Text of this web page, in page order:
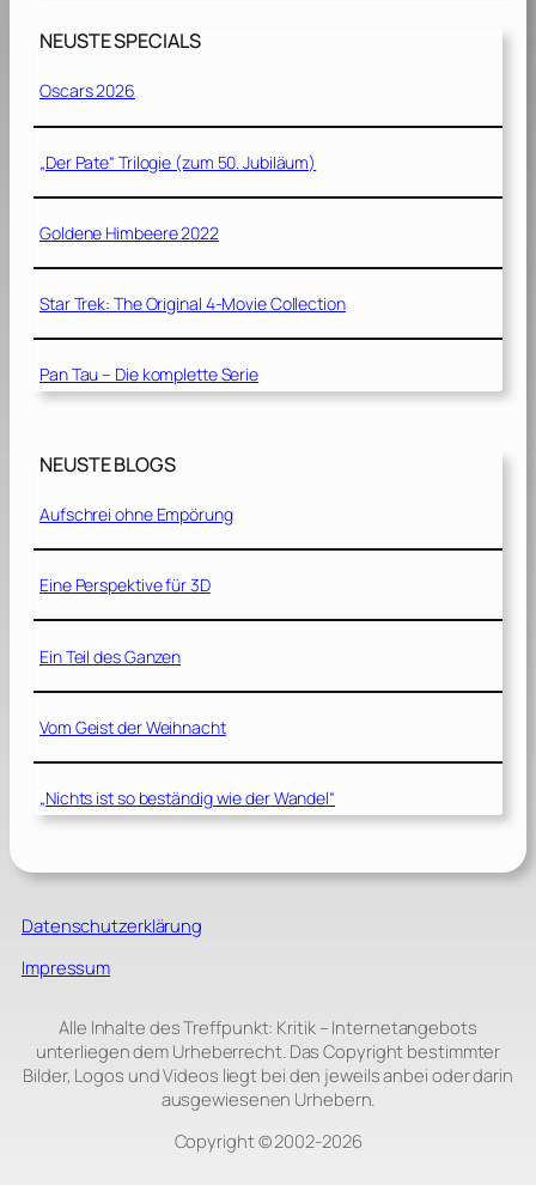
NEUSTE SPECIALS
Oscars 2026
„Der Pate“ Trilogie (zum 50. Jubiläum)
Goldene Himbeere 2022
Star Trek: The Original 4-Movie Collection
Pan Tau – Die komplette Serie
NEUSTE BLOGS
Aufschrei ohne Empörung
Eine Perspektive für 3D
Ein Teil des Ganzen
Vom Geist der Weihnacht
„Nichts ist so beständig wie der Wandel“
Datenschutzerklärung
Impressum
Alle Inhalte des Treffpunkt: Kritik – Internetangebots
unterliegen dem Urheberrecht. Das Copyright bestimmter
Bilder, Logos und Videos liegt bei den jeweils anbei oder darin
ausgewiesenen Urhebern.
Copyright © 2002‑2026